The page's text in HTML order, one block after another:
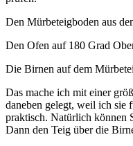
Den Mürbeteigboden aus
Den Ofen auf 180 Grad
Die Birnen auf dem
Das mache ich mit einer
daneben gelegt, weil ich sie
praktisch. Natürlich können
Dann den Teig über die